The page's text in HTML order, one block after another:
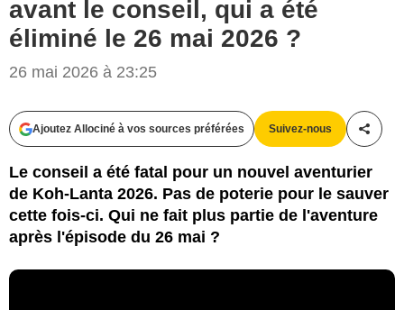
avant le conseil, qui a été
éliminé le 26 mai 2026 ?
26 mai 2026 à 23:25
Ajoutez Allociné à vos sources préférées Suivez-nous
Le conseil a été fatal pour un nouvel aventurier
de Koh-Lanta 2026. Pas de poterie pour le sauver
cette fois-ci. Qui ne fait plus partie de l'aventure
après l'épisode du 26 mai ?